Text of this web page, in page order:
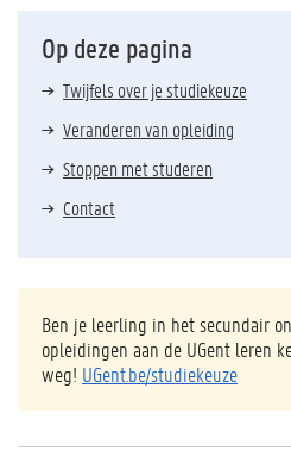
Op deze pagina
Twijfels over je studiekeuze
Veranderen van opleiding
Stoppen met studeren
Contact
Ben je leerling in het secundair
opleidingen aan de UGent leren
weg! UGent.be/studiekeuze